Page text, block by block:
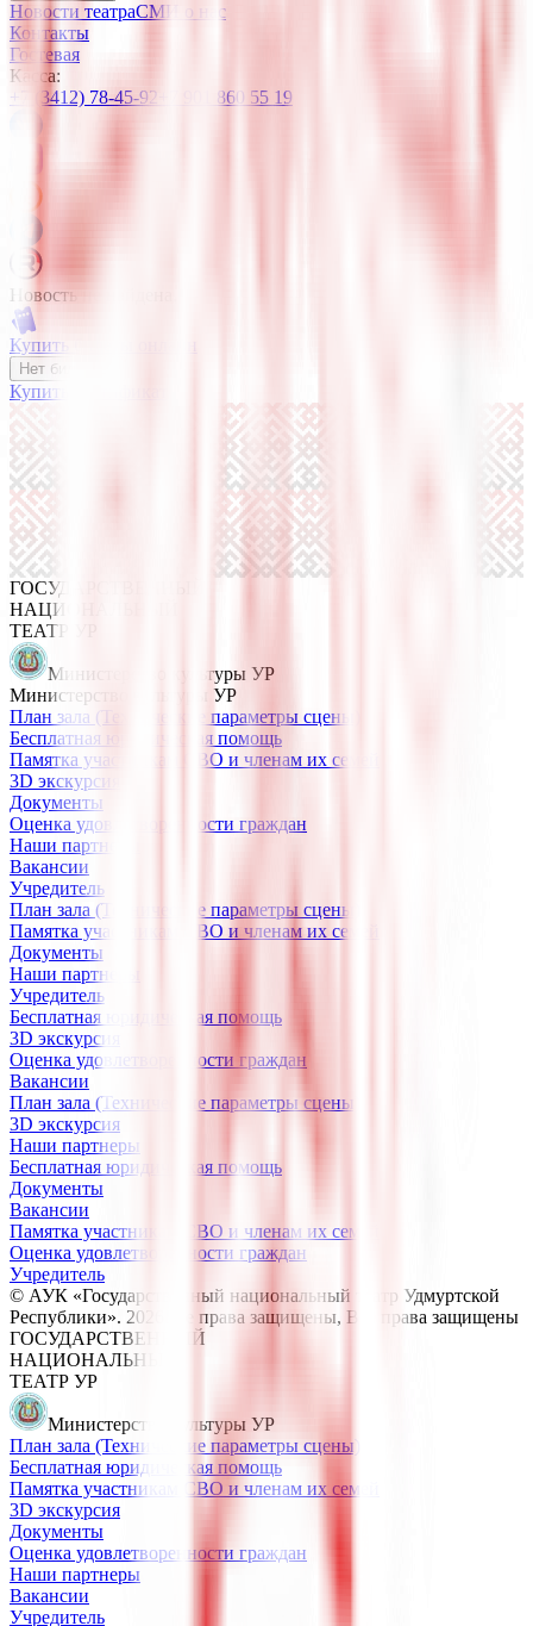
Новости театраСМИ о нас
Контакты
Гостевая
Касса:
+7 (3412) 78-45-92
+7 901 860 55 19
Новость не найдена.
Купить билеты онлайн
Нет билетов?
Купить сертификат
ГОСУДАРСТВЕННЫЙ
НАЦИОНАЛЬНЫЙ
ТЕАТР УР
Министерство культуры УР
Министерство культуры УР
План зала (Технические параметры сцены)
Бесплатная юридическая помощь
Памятка участникам СВО и членам их семей
3D экскурсия
Документы
Оценка удовлетворенности граждан
Наши партнеры
Вакансии
Учредитель
План зала (Технические параметры сцены)
Памятка участникам СВО и членам их семей
Документы
Наши партнеры
Учредитель
Бесплатная юридическая помощь
3D экскурсия
Оценка удовлетворенности граждан
Вакансии
План зала (Технические параметры сцены)
3D экскурсия
Наши партнеры
Бесплатная юридическая помощь
Документы
Вакансии
Памятка участникам СВО и членам их семей
Оценка удовлетворенности граждан
Учредитель
© АУК «Государственный национальный театр Удмуртской
Республики». 2026 Все права защищены, Все права защищены
ГОСУДАРСТВЕННЫЙ
НАЦИОНАЛЬНЫЙ
ТЕАТР УР
Министерство культуры УР
План зала (Технические параметры сцены)
Бесплатная юридическая помощь
Памятка участникам СВО и членам их семей
3D экскурсия
Документы
Оценка удовлетворенности граждан
Наши партнеры
Вакансии
Учредитель